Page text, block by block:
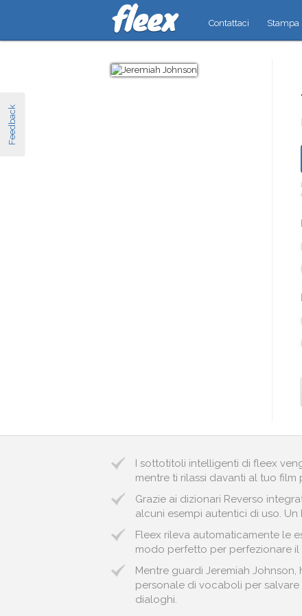
Feedback
Contattaci Stampa
I sottotitoli intelligenti di fleex
mentre ti rilassi davanti al tuo film
Grazie ai dizionari Reverso
alcuni esempi autentici di uso.
Fleex rileva automaticamente le
modo perfetto per perfezionare il
Mentre guardi Jeremiah
personale di vocaboli per
dialoghi.